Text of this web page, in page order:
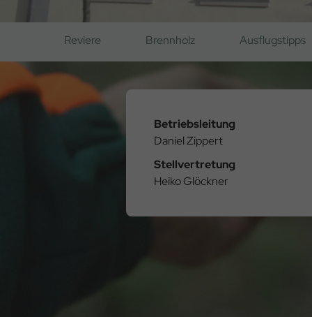
Reviere Brennholz Ausflugstipps
Betriebsleitung
Daniel Zippert
Stellvertretung
Heiko Glöckner